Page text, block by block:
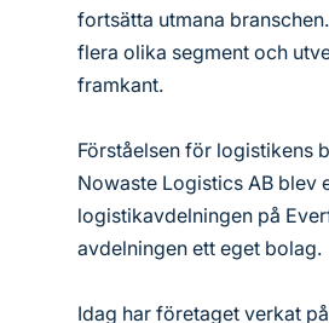
fortsätta utmana
flera olika segment och
framkant.
Förståelsen för logistikens
Nowaste Logistics AB blev
logistikavdelningen på
avdelningen ett eget bolag.
Idag har företaget verkat